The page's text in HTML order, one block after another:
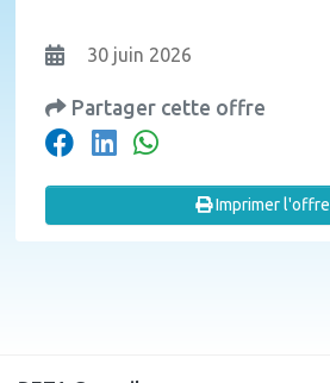
30 juin 2026
Partager cette offre
Imprimer l'offre